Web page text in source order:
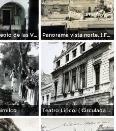
Patio del colegio de las Vizcainas por el fotografo Hugo Brehme. Panorama vista norte. ( Fechada el 20 de Junio de 1905 ).
Teatro Lirico. ( Circulada el 1 de Agosto de 1926 ).